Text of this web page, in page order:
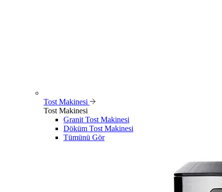
Tost Makinesi
Tost Makinesi
Granit Tost Makinesi
Döküm Tost Makinesi
Tümünü Gör